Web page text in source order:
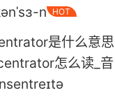
是个很不错的想法
been
place.
从更概念化的方面
n
HOT
是什么意思
怎么读_音